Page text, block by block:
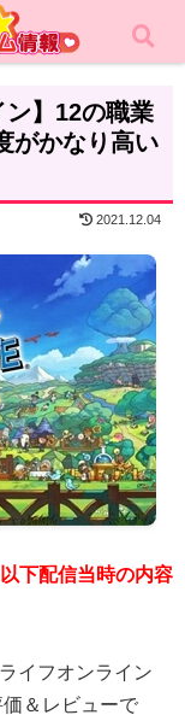
ン】12の職業
がかなり高い
2021.12.04
下配信当時の内容
イフオンライン
価＆レビューで